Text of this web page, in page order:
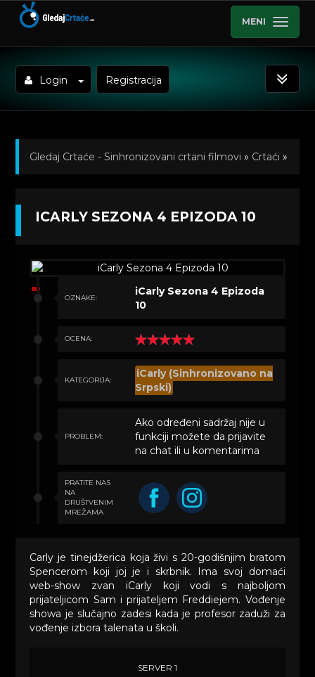
MENI
Login Registracija
Gledaj Crtaće - Sinhronizovani crtani filmovi » Crtaći »
ICARLY SEZONA 4 EPIZODA 10
OZNAKE:
iCarly Sezona 4 Epizoda
10
OCENA:
KATEGORIJA:
iCarly (Sinhronizovano na
Srpski)
PROBLEM:
Ako određeni sadržaj nije u
funkciji možete da prijavite
na chat ili u komentarima
PRATITE NAS
NA
DRUŠTVENIM
MREŽAMA
Carly je tinejdžerica koja živi s 20-godišnjim bratom
Spencerom koji joj je i skrbnik. Ima svoj domaći
web-show zvan iCarly koji vodi s najboljom
prijateljicom Sam i prijateljem Freddiejem. Vođenje
showa je slučajno zadesi kada je profesor zaduži za
vođenje izbora talenata u školi.
SERVER 1